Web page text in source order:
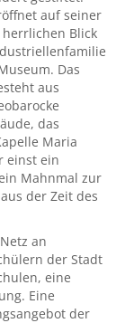
auf seiner
Blick
Das
aus
das
Maria
einst ein
Mahnmal zur
der Zeit des
an
der Stadt
eine
Eine
der